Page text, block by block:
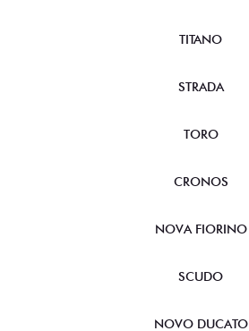
TITANO
STRADA
TORO
CRONOS
NOVA FIORINO
SCUDO
NOVO DUCATO